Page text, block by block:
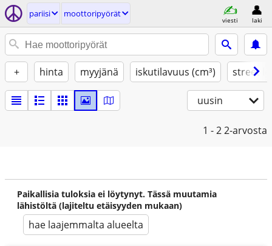
pariisi moottoripyörät
viesti laki
+ hinta myyjänä iskutilavuus (cm³) street
uusin
1 - 22-arvosta
Paikallisia tuloksia ei löytynyt. Tässä muutamia
lähistöltä (lajiteltu etäisyyden mukaan)
hae laajemmalta alueelta